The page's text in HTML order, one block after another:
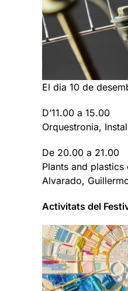
El dia 10 de
D’11.00 a 15.00
Orquestronia,
De 20.00 a 21.00
Plants and
Alvarado,
Activitats del